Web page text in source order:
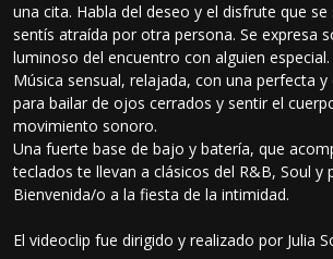
una cita. Habla del deseo y el disfrute que
sentís atraída por otra persona. Se expresa
luminoso del encuentro con alguien especial.
Música sensual, relajada, con una perfecta y
para bailar de ojos cerrados y sentir el
movimiento sonoro.
Una fuerte base de bajo y batería, que
teclados te llevan a clásicos del R&B, Soul y
Bienvenida/o a la fiesta de la intimidad.
El videoclip fue dirigido y realizado por Julia